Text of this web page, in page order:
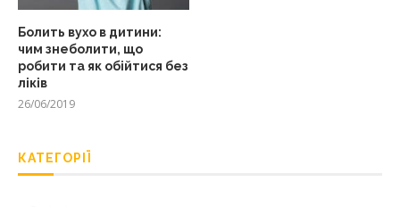
Болить вухо в дитини:
чим знеболити, що
робити та як обійтися без
ліків
26/06/2019
КАТЕГОРІЇ